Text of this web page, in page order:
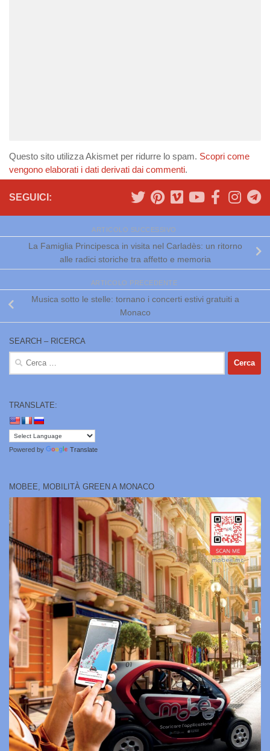
Questo sito utilizza Akismet per ridurre lo spam. Scopri come
vengono elaborati i dati derivati dai commenti.
SEGUICI:
ARTICOLO SUCCESSIVO
La Famiglia Principesca in visita nel Carladès: un ritorno
alle radici storiche tra affetto e memoria
ARTICOLO PRECEDENTE
Musica sotto le stelle: tornano i concerti estivi gratuiti a
Monaco
SEARCH – RICERCA
Ricerca
TRANSLATE:
Powered by Translate
MOBEE, MOBILITÀ GREEN A MONACO